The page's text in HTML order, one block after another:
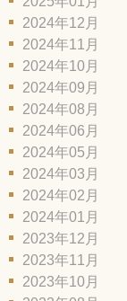
2024年12月
2024年11月
2024年10月
2024年09月
2024年08月
2024年06月
2024年05月
2024年03月
2024年02月
2024年01月
2023年12月
2023年11月
2023年10月